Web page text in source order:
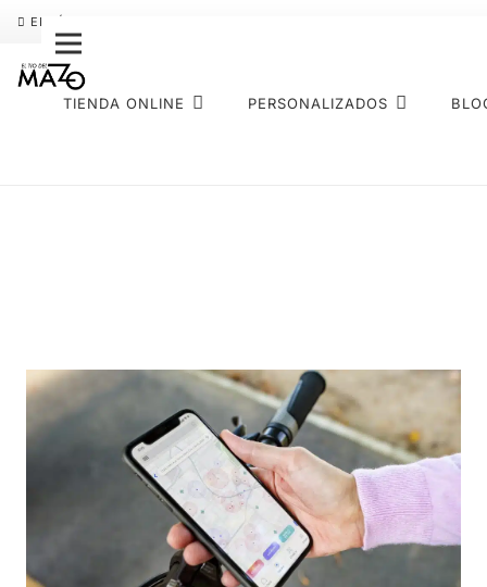
ENVÍO GRATIS
TIENDA ONLINE PERSONALIZADOS